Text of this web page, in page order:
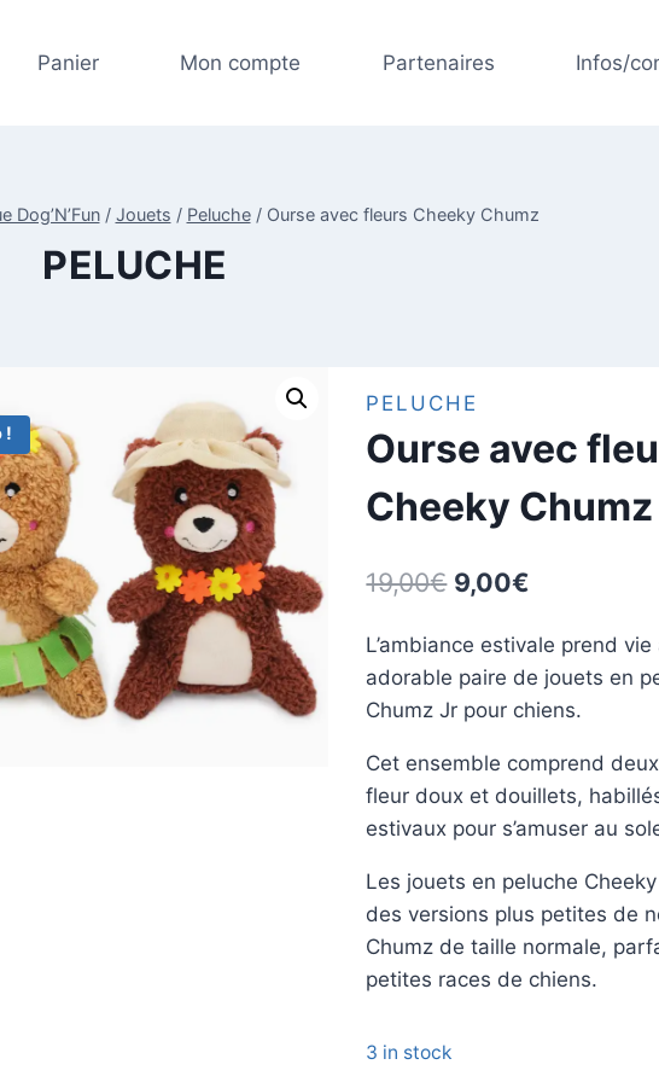
Panier Mon compte Partenaires Infos/
Dog’N’Fun / Jouets / Peluche / Ourse avec fleurs Cheeky Chumz
PELUCHE
!
PELUCHE
Ourse avec
Cheeky Chumz
19,00€ Le
initial
était :
9,00€
actuel
est :
L’ambiance estivale prend
adorable paire de jouets en
Chumz Jr pour chiens.
Cet ensemble comprend
fleur doux et douillets,
estivaux pour s’amuser au
Les jouets en peluche
des versions plus petites de
Chumz de taille normale,
petites races de chiens.
3 in stock
était :
est :